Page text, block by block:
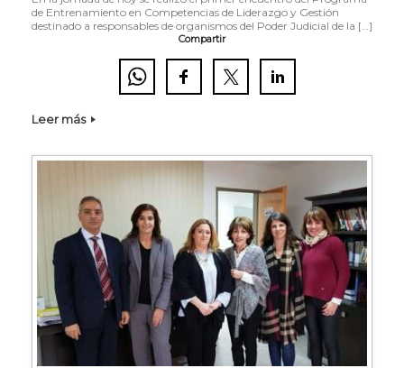
de Entrenamiento en Competencias de Liderazgo y Gestión
destinado a responsables de organismos del Poder Judicial de la […]
Compartir
Leer más